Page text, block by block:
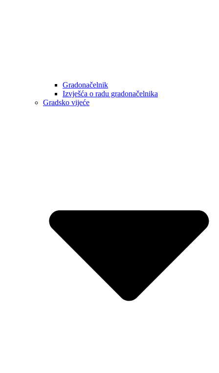
Gradonačelnik
Izvješća o radu gradonačelnika
Gradsko vijeće